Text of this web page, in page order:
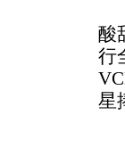
酸
行
星